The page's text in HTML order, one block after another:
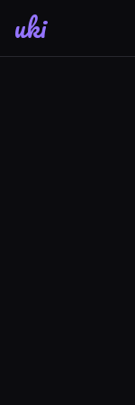
uki